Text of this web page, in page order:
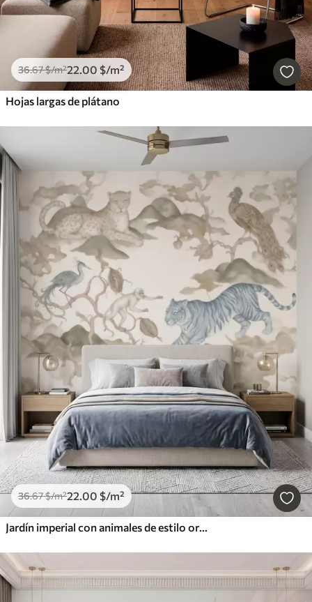
36.67$/m²22 .00 $/m²
Hojas largas de plátano
36.67$/m²22 .00 $/m²